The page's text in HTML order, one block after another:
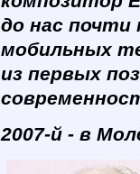
до нас почти
мобильных
из первых
2007-й - в